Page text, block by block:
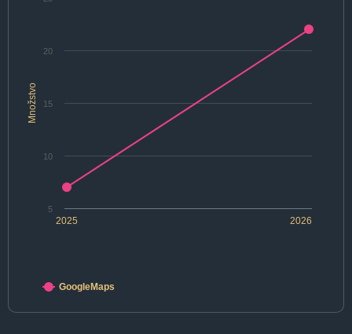
Množstvo
2025 2026
5
10
15
20
GoogleMaps